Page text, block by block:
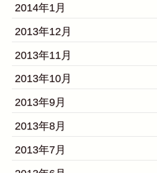
2014年1月
2013年12月
2013年11月
2013年10月
2013年9月
2013年8月
2013年7月